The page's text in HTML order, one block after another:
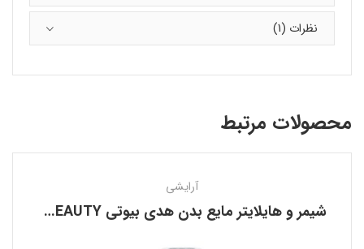
نظرات (1)
محصولات مرتبط
آرایشی
شیمر و هایلایتر مایع بدن هدی بیوتی HUDA BEAUTY